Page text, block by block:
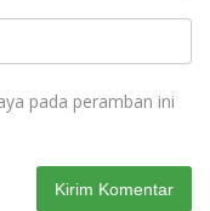
pada peramban ini